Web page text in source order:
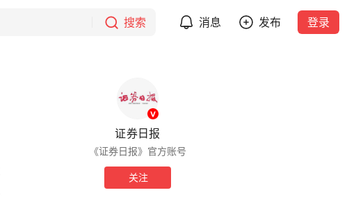
搜索 消息 发布 登录
证券日报
《证券日报》官方账号
关注